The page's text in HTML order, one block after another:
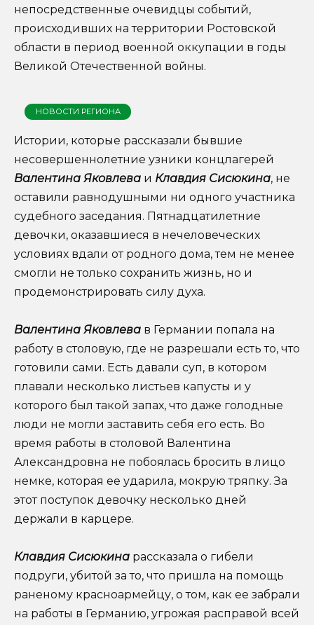
непосредственные очевидцы событий,
происходивших на территории Ростовской
области в период военной оккупации в годы
Великой Отечественной войны.
НОВОСТИ РЕГИОНА
Истории, которые рассказали бывшие
несовершеннолетние узники концлагерей
Валентина Яковлева и Клавдия Сисюкина, не
оставили равнодушными ни одного участника
судебного заседания. Пятнадцатилетние
девочки, оказавшиеся в нечеловеческих
условиях вдали от родного дома, тем не менее
смогли не только сохранить жизнь, но и
продемонстрировать силу духа.
Валентина Яковлева в Германии попала на
работу в столовую, где не разрешали есть то, что
готовили сами. Есть давали суп, в котором
плавали несколько листьев капусты и у
которого был такой запах, что даже голодные
люди не могли заставить себя его есть. Во
время работы в столовой Валентина
Александровна не побоялась бросить в лицо
немке, которая ее ударила, мокрую тряпку. За
этот поступок девочку несколько дней
держали в карцере.
Клавдия Сисюкина рассказала о гибели
подруги, убитой за то, что пришла на помощь
раненому красноармейцу, о том, как ее забрали
на работы в Германию, угрожая расправой всей